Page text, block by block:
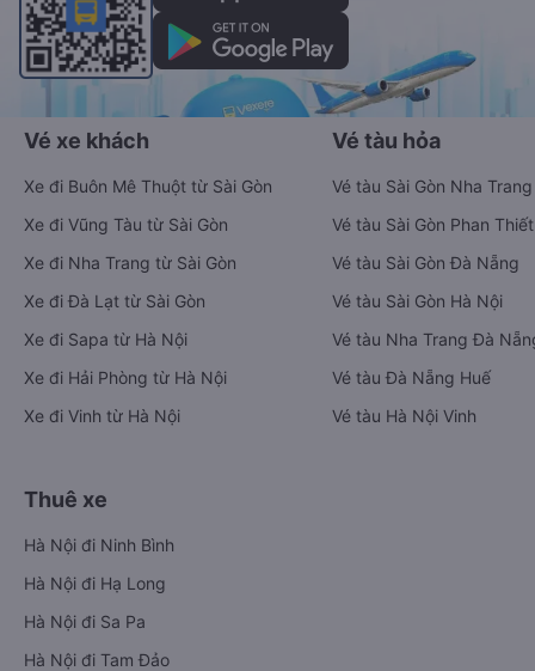
Vé xe khách
Xe đi Buôn Mê Thuột từ Sài Gòn
Xe đi Vũng Tàu từ Sài Gòn
Xe đi Nha Trang từ Sài Gòn
Xe đi Đà Lạt từ Sài Gòn
Xe đi Sapa từ Hà Nội
Xe đi Hải Phòng từ Hà Nội
Xe đi Vinh từ Hà Nội
Vé tàu hỏa
Vé tàu Sài Gòn Nha Trang
Vé tàu Sài Gòn Phan Thiết
Vé tàu Sài Gòn Đà Nẵng
Vé tàu Sài Gòn Hà Nội
Vé tàu Nha Trang Đà
Vé tàu Đà Nẵng Huế
Vé tàu Hà Nội Vinh
Thuê xe
Hà Nội đi Ninh Bình
Hà Nội đi Hạ Long
Hà Nội đi Sa Pa
Hà Nội đi Tam Đảo